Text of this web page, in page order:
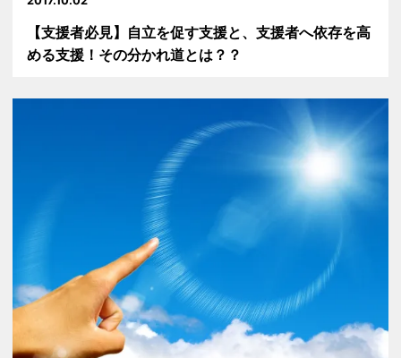
【支援者必見】自立を促す支援と、支援者へ依存を高
める支援！その分かれ道とは？？